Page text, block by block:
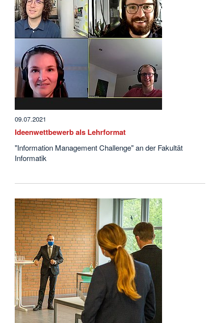
09.07.2021
Ideenwettbewerb als Lehrformat
"Information Management Challenge" an der Fakultät
Informatik